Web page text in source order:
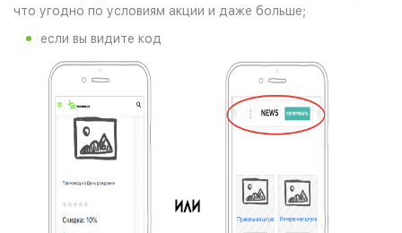
что угодно по условиям акции и даже больше;
если вы видите код